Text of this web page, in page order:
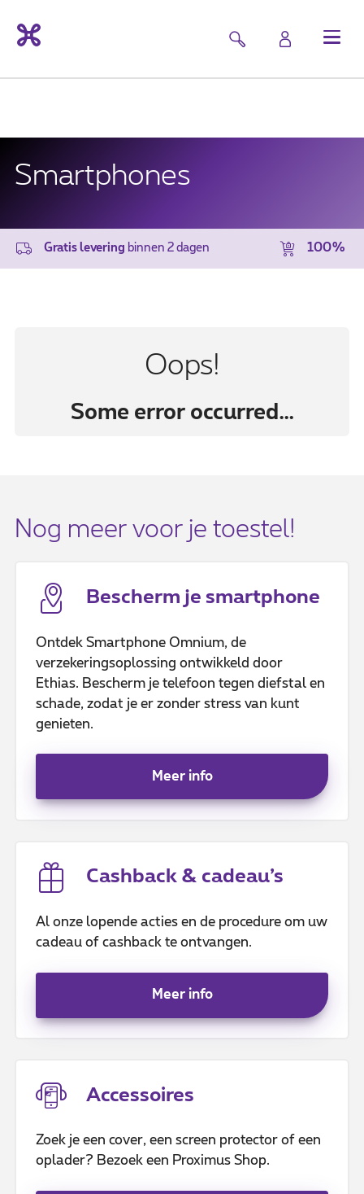
Smartphones
Gratis levering binnen 2 dagen 100%
Oops!
Some error occurred…
Nog meer voor je toestel!
Bescherm je smartphone
Ontdek Smartphone Omnium, de
verzekeringsoplossing ontwikkeld door
Ethias. Bescherm je telefoon tegen diefstal en
schade, zodat je er zonder stress van kunt
genieten.
Meer info
Cashback & cadeau’s
Al onze lopende acties en de procedure om uw
cadeau of cashback te ontvangen.
Meer info
Accessoires
Zoek je een cover, een screen protector of een
oplader? Bezoek een Proximus Shop.